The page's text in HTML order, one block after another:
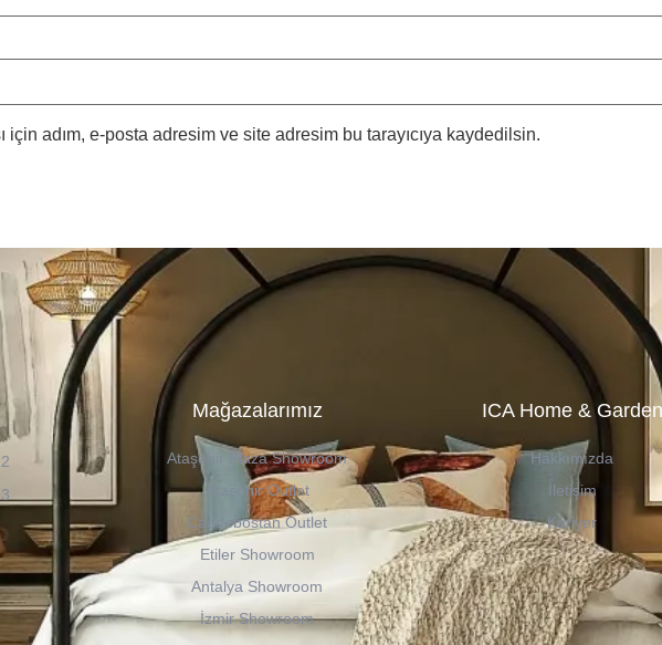
için adım, e-posta adresim ve site adresim bu tarayıcıya kaydedilsin.
Mağazalarımız
Ataşehir Plaza Showroom
Ataşehir Outlet
Caddebostan Outlet
Etiler Showroom
Antalya Showroom
İzmir Showroom
ICA Home & Garden
Hakkımızda
İletişim
Kariyer